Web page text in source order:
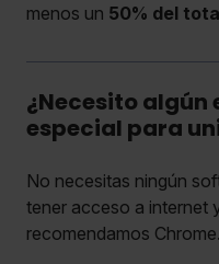
menos un 50% del
¿Necesito algún
especial para
No necesitas ningún
tener acceso a internet
recomendamos Chrome.